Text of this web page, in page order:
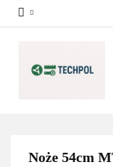
Noże 54cm